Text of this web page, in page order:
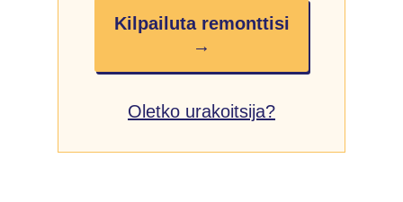
Kilpailuta remonttisi
→
Oletko urakoitsija?